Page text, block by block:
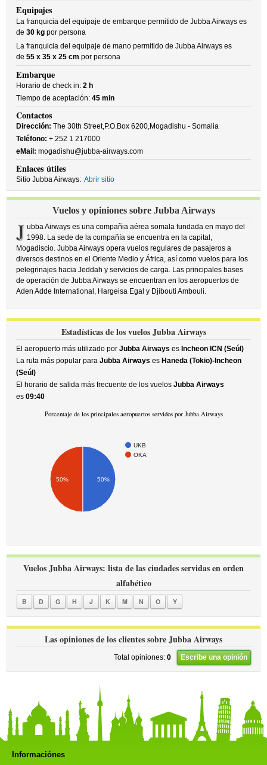
Equipajes
La franquicia del equipaje de embarque permitido de Jubba Airways es
de30 kg por persona
La franquicia del equipaje de mano permitido de Jubba Airways es
de55 x 35 x 25 cm por persona
Embarque
Horario de check in:2 h
Tiempo de aceptación:45 min
Contactos
Dirección: The 30th Street,P.O.Box 6200,Mogadishu - Somalia
Teléfono: + 252 1 217000
eMail: mogadishu@jubba-airways.com
Enlaces útiles
Sitio Jubba Airways: Abrir sitio
Vuelos y opiniones sobre Jubba Airways
J ubba Airways es una compañia aérea somala fundada en mayo del
1998. La sede de la compañía se encuentra en la capital,
Mogadiscio. Jubba Airways opera vuelos regulares de pasajeros a
diversos destinos en el Oriente Medio y África, así como vuelos para los
pelegrinajes hacia Jeddah y servicios de carga. Las principales bases
de operación de Jubba Airways se encuentran en los aeropuertos de
Aden Adde International, Hargeisa Egal y Djibouti Ambouli.
Estadísticas de los vuelos Jubba Airways
El aeropuerto más utilizado porJubba Airways es Incheon ICN (Seúl)
La ruta más popular paraJubba Airways es Haneda (Tokio)-Incheon
(Seúl)
El horario de salida más frecuente de los vuelosJubba Airways
es09:40
Porcentaje de los principales aeropuertos servidos por Jubba Airways
UKB
OKA
50% 50%
Vuelos Jubba Airways: lista de las ciudades servidas en orden
alfabético
B D G H J K M N O Y
Las opiniones de los clientes sobre Jubba Airways
Total opiniones: 0 Escribe una opinión
Informaciónes